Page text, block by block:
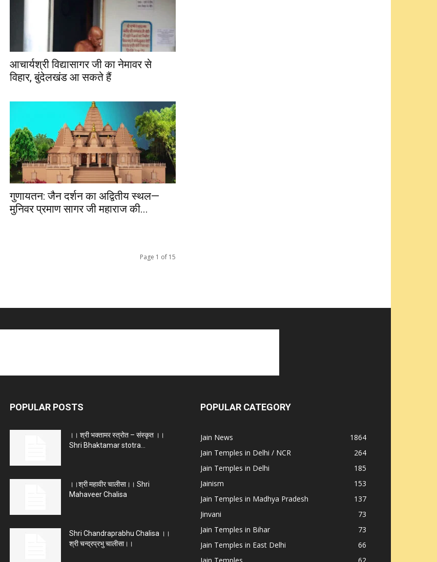
आचार्यश्री विद्यासागर जी का नेमावर से
विहार, बुंदेलखंड आ सकते हैं
गुणायतन: जैन दर्शन का अद्वितीय स्थल—
मुनिवर प्रमाण सागर जी महाराज की...
Page 1 of 15
POPULAR POSTS
।। श्री भक्तामर स्त्रोत – संस्कृत ।।
Shri Bhaktamar stotra...
।।श्री महावीर चालीसा।। Shri
Mahaveer Chalisa
Shri Chandraprabhu Chalisa ।।
श्री चन्द्रप्रभु चालीसा।।
POPULAR CATEGORY
Jain News
1864
Jain Temples in Delhi / NCR
264
Jain Temples in Delhi
185
Jainism
153
Jain Temples in Madhya Pradesh
137
Jinvani
73
Jain Temples in Bihar
73
Jain Temples in East Delhi
66